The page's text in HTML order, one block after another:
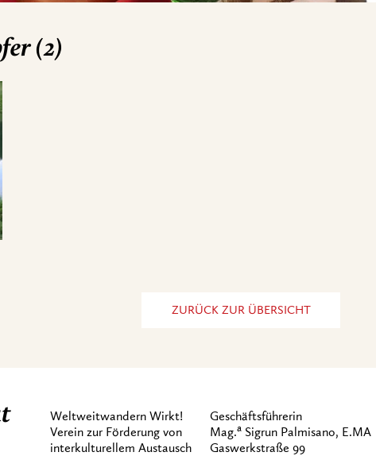
(2)
ZURÜCK ZUR ÜBERSICHT
Weltweitwandern Wirkt!
Verein zur Förderung von
interkulturellem Austausch
Geschäftsführerin
Mag.a Sigrun Palmisano, E.MA
Gaswerkstraße 99